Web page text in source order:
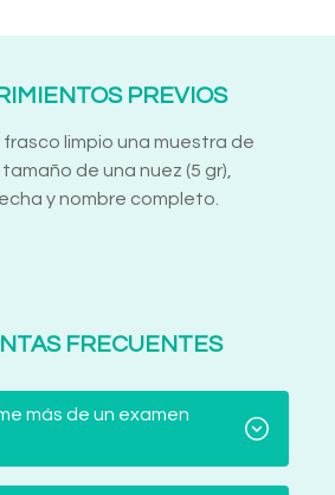
PREVIOS
limpio una muestra de
de una nuez (5 gr),
y nombre completo.
FRECUENTES
más de un examen